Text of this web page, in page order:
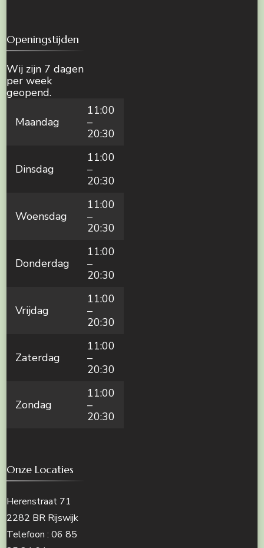
Openingstijden
Wij zijn 7 dagen
per week
geopend.
Maandag
11:00
–
20:30
Dinsdag
11:00
–
20:30
Woensdag
11:00
–
20:30
Donderdag
11:00
–
20:30
Vrijdag
11:00
–
20:30
Zaterdag
11:00
–
20:30
Zondag
11:00
–
20:30
Onze Locaties
Herenstraat 71
2282 BR Rijswijk
Telefoon : 06 85